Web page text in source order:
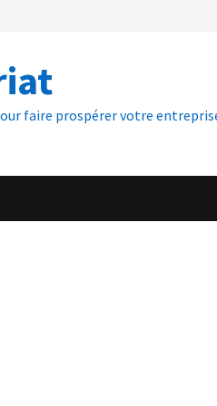
faire prospérer votre